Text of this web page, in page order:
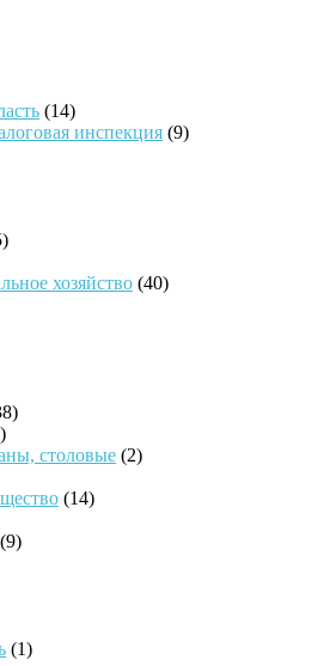
(14)
инспекция (9)
хозяйство (40)
столовые (2)
(14)
(9)
(1)